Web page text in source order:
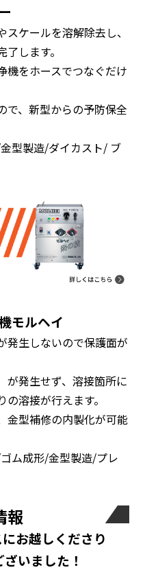
ケールを溶解除去し、
します。
機をホースでつなぐだけ
で、新型からの予防保全
型製造/ダイカスト/ ブ
モルヘイ
発生しないので保護面が
が発生せず、溶接箇所に
溶接が行えます。
金型補修の内製化が可能
ム成形/金型製造/プレ
報
お越しくださり
いました！